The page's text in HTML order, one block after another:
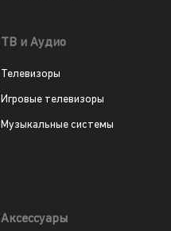
ТВ и Аудио
Телевизоры
Игровые телевизоры
Музыкальные системы
Аксессуары